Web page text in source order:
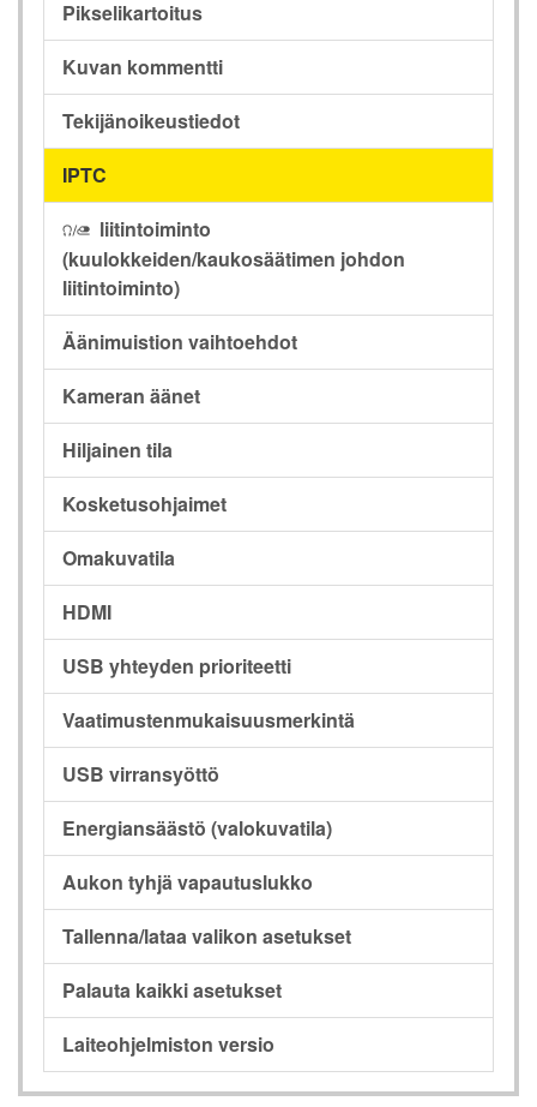
Pikselikartoitus
Kuvan kommentti
Tekijänoikeustiedot
IPTC
I liitintoiminto
(kuulokkeiden/kaukosäätimen johdon
liitintoiminto)
Äänimuistion vaihtoehdot
Kameran äänet
Hiljainen tila
Kosketusohjaimet
Omakuvatila
HDMI
USB yhteyden prioriteetti
Vaatimustenmukaisuusmerkintä
USB virransyöttö
Energiansäästö (valokuvatila)
Aukon tyhjä vapautuslukko
Tallenna/lataa valikon asetukset
Palauta kaikki asetukset
Laiteohjelmiston versio